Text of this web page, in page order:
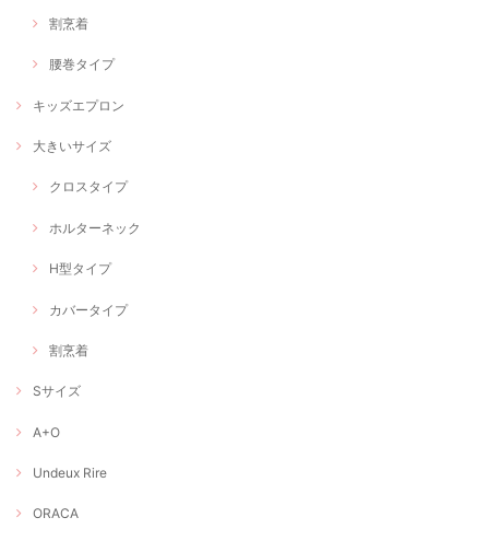
割烹着
腰巻タイプ
キッズエプロン
大きいサイズ
クロスタイプ
ホルターネック
H型タイプ
カバータイプ
割烹着
Sサイズ
A+O
Undeux Rire
ORACA